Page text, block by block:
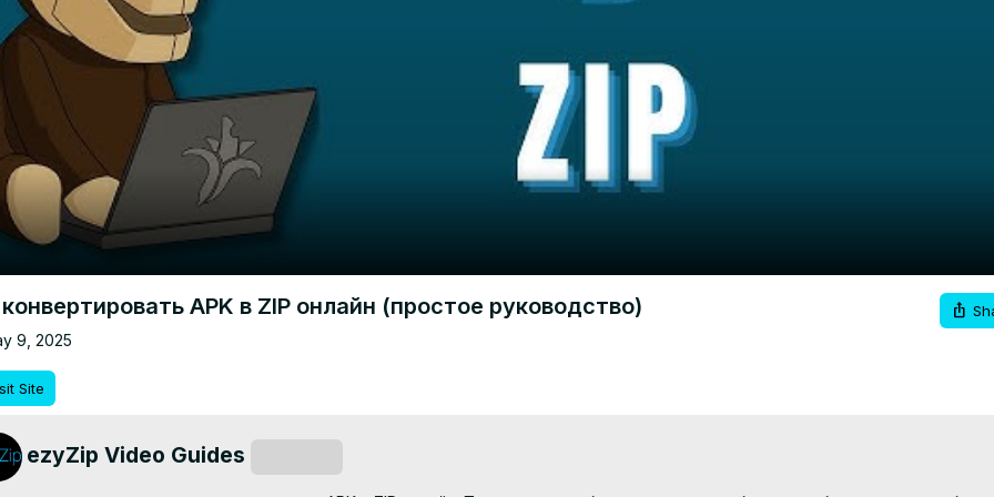
APK в ZIP онлайн (простое руководство)
9, 2025
Site
ezyZip Video Guides